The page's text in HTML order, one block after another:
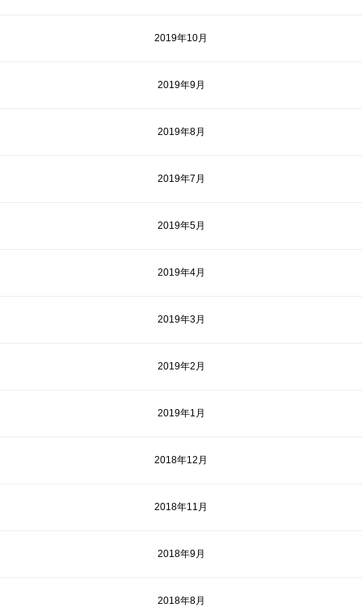
2019年10月
2019年9月
2019年8月
2019年7月
2019年5月
2019年4月
2019年3月
2019年2月
2019年1月
2018年12月
2018年11月
2018年9月
2018年8月